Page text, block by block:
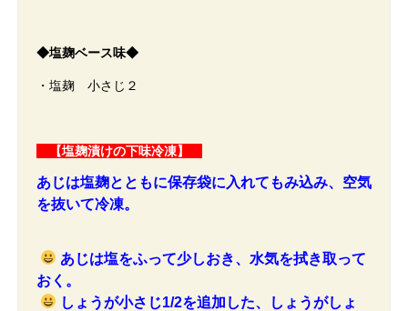
◆塩麹ベース味◆
・塩麹 小さじ２
【塩麹漬けの下味冷凍】
あじは塩麹とともに保存袋に入れてもみ込み、空気
を抜いて冷凍。
あじは塩をふって少しおき、水気を拭き取って
おく。
しょうが小さじ1/2を追加した、しょうがしょ